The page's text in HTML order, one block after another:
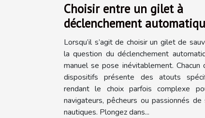
Choisir entre un gilet à
déclenchement
ou manuel
Lorsqu’il s’agit de choisir un gilet de
la question du déclenchement
manuel se pose inévitablement. Chacun
dispositifs présente des atouts
rendant le choix parfois complexe
navigateurs, pêcheurs ou passionnés de
nautiques. Plongez dans...